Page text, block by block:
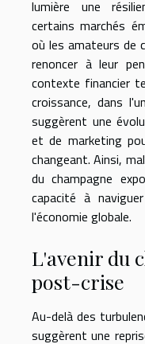
lumière une
certains marchés
où les amateurs de
renoncer à leur
contexte financier
croissance, dans
suggèrent une
et de marketing
changeant. Ainsi,
du champagne
capacité à
l'économie globale.
L'avenir du
post-crise
Au-delà des
suggèrent une